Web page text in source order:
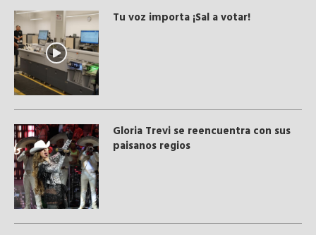
Tu voz importa ¡Sal a votar!
Gloria Trevi se reencuentra con sus
paisanos regios